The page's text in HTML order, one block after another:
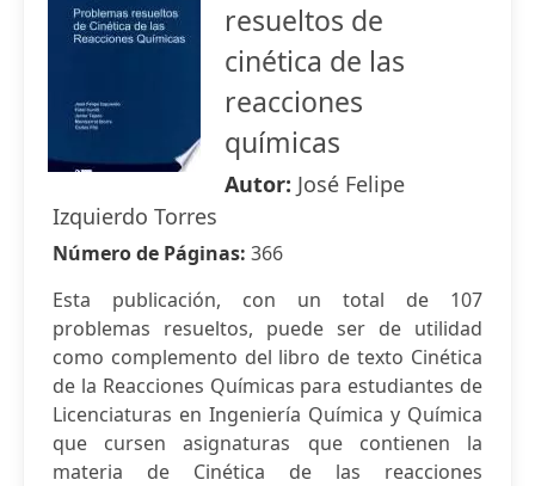
resueltos de
cinética de las
reacciones
químicas
Autor: José Felipe
Izquierdo Torres
Número de Páginas: 366
Esta publicación, con un total de 107
problemas resueltos, puede ser de utilidad
como complemento del libro de texto Cinética
de la Reacciones Químicas para estudiantes de
Licenciaturas en Ingeniería Química y Química
que cursen asignaturas que contienen la
materia de Cinética de las reacciones